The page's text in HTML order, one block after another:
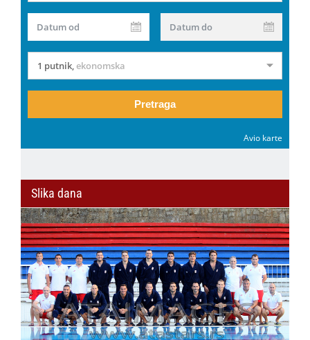
Datum od Datum do
1 putnik,ekonomska
Pretraga
Avio karte
Slika dana